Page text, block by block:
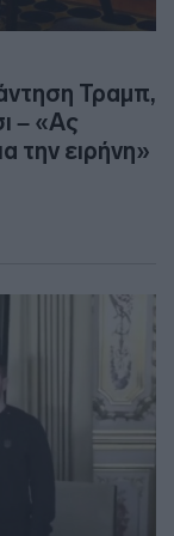
Τραμπ,
– «Ας
την ειρήνη»